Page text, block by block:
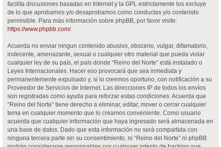
facilita discusiones basadas en Internet y la GPL estrictamente los excluye
de lo que aprobamos y/o desaprobamos como conductas y/o contenido
permisible. Para más información sobre phpBB, por favor visite:
https://www.phpbb.com/.
Acuerda no enviar ningun contenido abusivo, obsceno, vulgar, difamatorio,
indecente, amenazante, sexual o cualquier otro material que pueda violar
cualquier ley de su país, el país donde “Reino del Norte” está instalado o
Leyes Internacionales. Hacer eso provocará que sea inmediata y
permanentemente expulsado y, si lo creemos oportuno, con notificación a su
Proveedor de Servicios de Internet. Las direcciones IP de todos los envíos
son registradas como ayuda para reforzar estas condiciones. Acuerda que
“Reino del Norte” tiene derecho a eliminar, editar, mover o cerrar cualquier
tema en cualquier momento que lo creamos conveniente. Como usuario
acuerda que cualquier información que haya ingresado será almacenada en
una base de datos. Dado que esta información no será compartida con
ninguna tercera parte sin su consentimiento, ni “Reino del Norte” ni phpBB